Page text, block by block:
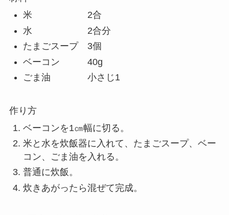
米 2合
水 2合分
たまごスープ 3個
ベーコン 40g
ごま油 小さじ1
作り方
ベーコンを1㎝幅に切る。
米と水を炊飯器に入れて、たまごスープ、ベー
コン、ごま油を入れる。
普通に炊飯。
炊きあがったら混ぜて完成。